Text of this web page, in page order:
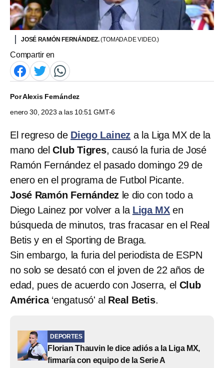
JOSÉ RAMÓN FERNÁNDEZ.(TOMADA DE VIDEO.)
Compartir en
PorAlexis Fernández
enero 30, 2023 a las 10:51 GMT-6
El regreso de Diego Lainez a la Liga MX de la
mano delClub Tigres, causó la furia de José
Ramón Fernández el pasado domingo 29 de
enero en el programa de Futbol Picante.
José Ramón Fernández le dio con todo a
Diego Lainez por volver a la Liga MX en
búsqueda de minutos, tras fracasar en el Real
Betis y en el Sporting de Braga.
Sin embargo, la furia del periodista de ESPN
no solo se desató con el joven de 22 años de
edad, pues de acuerdo con Joserra, el Club
América‘engatusó' al Real Betis.
DEPORTES
Florian Thauvin le dice adiós a la Liga MX,
firmaría con equipo de la Serie A